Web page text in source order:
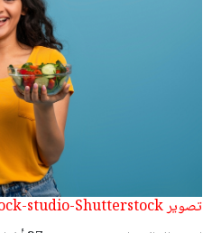
تصوير Prostock-studio-Shutterstock